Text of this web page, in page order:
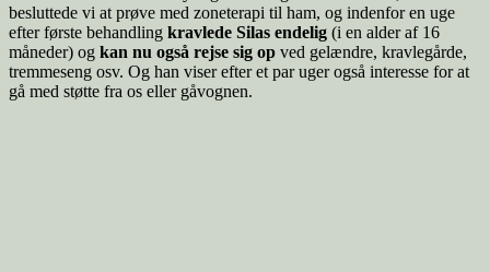
besluttede vi at prøve med zoneterapi til ham, og indenfor en uge
efter første behandling kravlede Silas endelig (i en alder af 16
måneder) og kan nu også rejse sig op ved gelændre, kravlegårde,
tremmeseng osv. Og han viser efter et par uger også interesse for at
gå med støtte fra os eller gåvognen.